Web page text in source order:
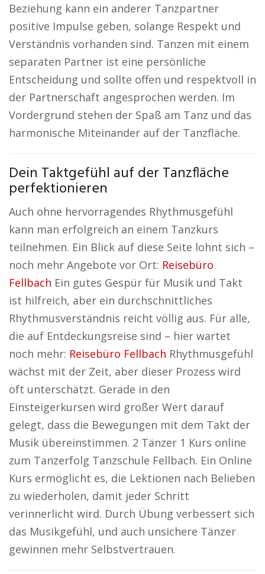
Beziehung kann ein anderer Tanzpartner
positive Impulse geben, solange Respekt und
Verständnis vorhanden sind. Tanzen mit einem
separaten Partner ist eine persönliche
Entscheidung und sollte offen und respektvoll in
der Partnerschaft angesprochen werden. Im
Vordergrund stehen der Spaß am Tanz und das
harmonische Miteinander auf der Tanzfläche.
Dein Taktgefühl auf der Tanzfläche
perfektionieren
Auch ohne hervorragendes Rhythmusgefühl
kann man erfolgreich an einem Tanzkurs
teilnehmen. Ein Blick auf diese Seite lohnt sich –
noch mehr Angebote vor Ort: Reisebüro
Fellbach Ein gutes Gespür für Musik und Takt
ist hilfreich, aber ein durchschnittliches
Rhythmusverständnis reicht völlig aus. Für alle,
die auf Entdeckungsreise sind – hier wartet
noch mehr: Reisebüro Fellbach Rhythmusgefühl
wächst mit der Zeit, aber dieser Prozess wird
oft unterschätzt. Gerade in den
Einsteigerkursen wird großer Wert darauf
gelegt, dass die Bewegungen mit dem Takt der
Musik übereinstimmen. 2 Tänzer 1 Kurs online
zum Tanzerfolg Tanzschule Fellbach. Ein Online
Kurs ermöglicht es, die Lektionen nach Belieben
zu wiederholen, damit jeder Schritt
verinnerlicht wird. Durch Übung verbessert sich
das Musikgefühl, und auch unsichere Tänzer
gewinnen mehr Selbstvertrauen.